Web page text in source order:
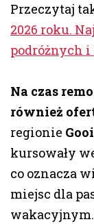
Przeczytaj
2026 roku.
podróżnych
Na czas
również
regionie Gooi
kursowały
co oznacza
miejsc dla